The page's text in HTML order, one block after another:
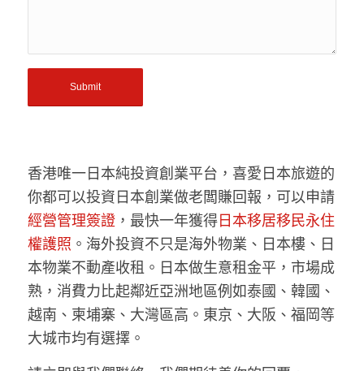
香港唯一日本純投資創業平台，喜愛日本旅遊的
你都可以投資日本創業做老闆賺回報，可以申請
經營管理簽證，最快一年獲得日本移居移民永住
權護照 。海外投資不只是海外物業、日本樓、日
本物業不動產收租。日本做生意租金平，市場成
熟，消費力比起鄰近亞洲地區例如泰國、韓國、
越南、柬埔寨、大灣區高。東京、大阪、福岡等
大城市均有選擇。